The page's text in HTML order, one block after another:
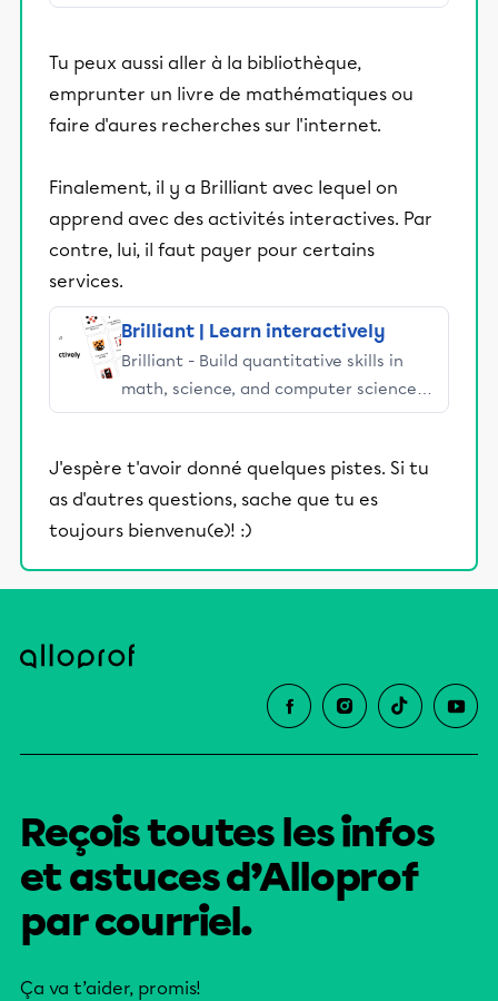
manquants et variables, expressions linéaires
quadratiques et système d'inéquation incluant
des graphiques.
Tu peux aussi aller à la bibliothèque,
emprunter un livre de mathématiques ou
faire d'aures recherches sur l'internet.
Finalement, il y a Brilliant avec lequel on
apprend avec des activités interactives. Par
contre, lui, il faut payer pour certains
services.
Brilliant | Learn interactively
Brilliant - Build quantitative skills in
math, science, and computer science
with hands-on, interactive lessons.
J'espère t'avoir donné quelques pistes. Si tu
as d'autres questions, sache que tu es
toujours bienvenu(e)! :)
Reçois toutes les infos
et astuces d’Alloprof
par courriel.
Ça va t’aider, promis!